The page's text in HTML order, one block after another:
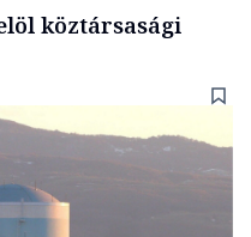
köztársasági